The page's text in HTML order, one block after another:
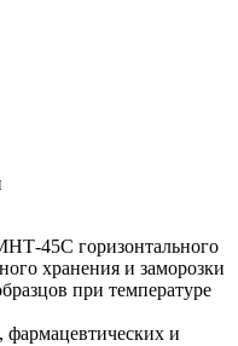
45С горизонтального
хранения и заморозки
при температуре
фармацевтических и